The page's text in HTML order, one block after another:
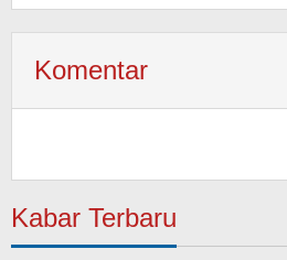
Komentar
Kabar Terbaru